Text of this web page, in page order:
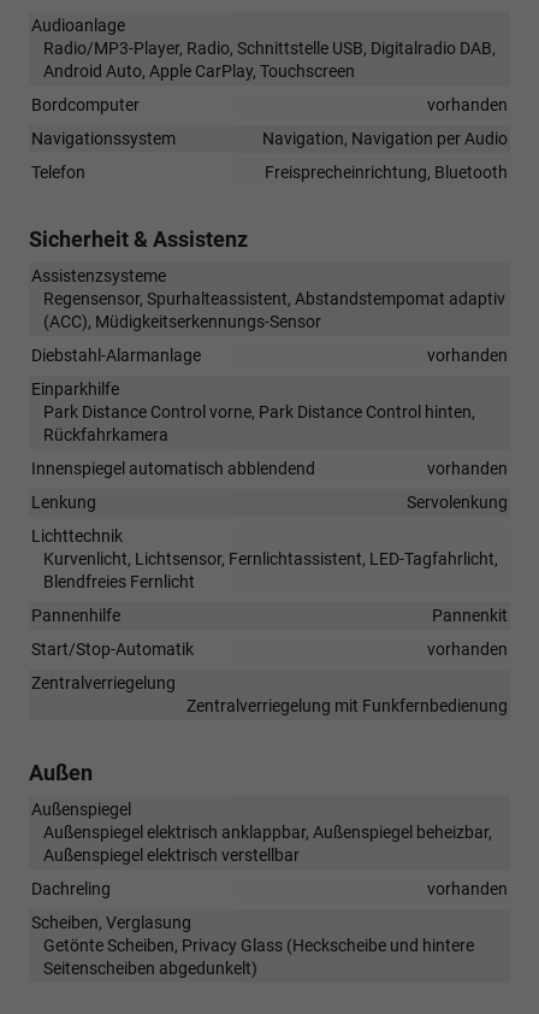
Audioanlage
Radio/MP3-Player, Radio, Schnittstelle USB, Digitalradio DAB,
Android Auto, Apple CarPlay, Touchscreen
Bordcomputer
vorhanden
Navigationssystem
Navigation, Navigation per Audio
Telefon
Freisprecheinrichtung, Bluetooth
Sicherheit & Assistenz
Assistenzsysteme
Regensensor, Spurhalteassistent, Abstandstempomat adaptiv
(ACC), Müdigkeitserkennungs-Sensor
Diebstahl-Alarmanlage
vorhanden
Einparkhilfe
Park Distance Control vorne, Park Distance Control hinten,
Rückfahrkamera
Innenspiegel automatisch abblendend
vorhanden
Lenkung
Servolenkung
Lichttechnik
Kurvenlicht, Lichtsensor, Fernlichtassistent, LED-Tagfahrlicht,
Blendfreies Fernlicht
Pannenhilfe
Pannenkit
Start/Stop-Automatik
vorhanden
Zentralverriegelung
Zentralverriegelung mit Funkfernbedienung
Außen
Außenspiegel
Außenspiegel elektrisch anklappbar, Außenspiegel beheizbar,
Außenspiegel elektrisch verstellbar
Dachreling
vorhanden
Scheiben, Verglasung
Getönte Scheiben, Privacy Glass (Heckscheibe und hintere
Seitenscheiben abgedunkelt)